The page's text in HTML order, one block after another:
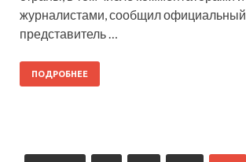
журналистами, сообщил официальный
представитель …
ПОДРОБНЕЕ